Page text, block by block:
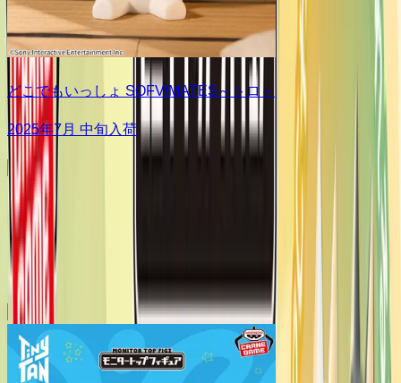
どこでもいっしょ SOFVIMATES～トロ～
2025年7月 中旬入荷
モニタートップフィギュアシリーズ